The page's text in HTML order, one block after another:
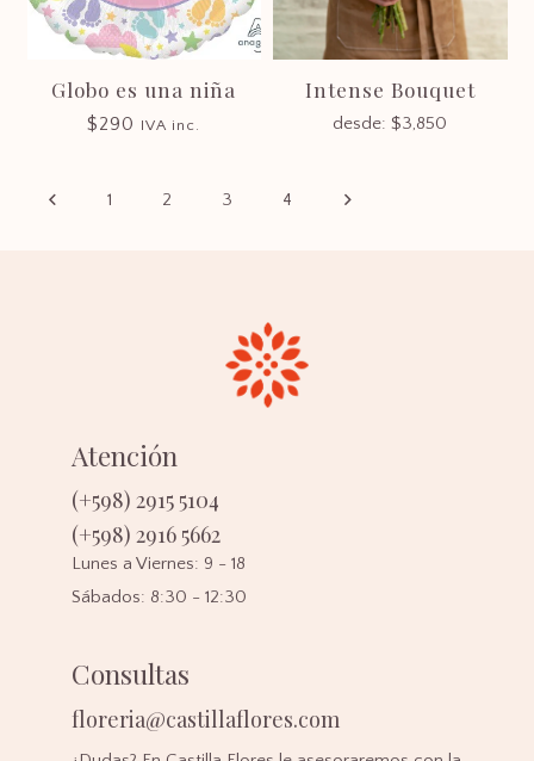
Globo es una niña
$290 IVA inc.
Intense Bouquet
desde:$3,850
1 2 3 4
Atención
(+598) 2915 5104
(+598) 2916 5662
Lunes a Viernes: 9 - 18
Sábados: 8:30 - 12:30
Consultas
floreria@castillaflores.com